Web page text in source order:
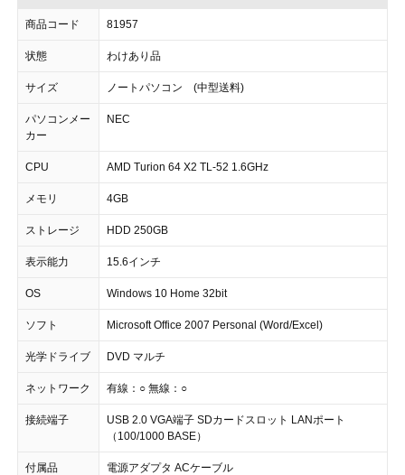
商品コード 81957
状態 わけあり品
サイズ ノートパソコン (中型送料)
パソコンメー
カー
NEC
CPU AMD Turion 64 X2 TL-52 1.6GHz
メモリ 4GB
ストレージ HDD 250GB
表示能力 15.6インチ
OS Windows 10 Home 32bit
ソフト Microsoft Office 2007 Personal (Word/Excel)
光学ドライブ DVD マルチ
ネットワーク 有線：○ 無線：○
接続端子
USB 2.0 VGA端子 SDカードスロット LANポート
（100/1000 BASE）
付属品 電源アダプタ ACケーブル